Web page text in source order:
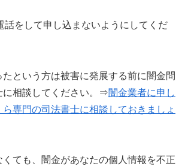
話をして申し込まないようにしてくだ
という方は被害に発展する前に闇金問
に相談してください。⇒闇金業者に申し
専門の司法書士に相談しておきましょ
くても、闇金があなたの個人情報を不正